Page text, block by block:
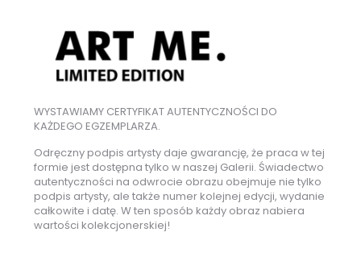
WYSTAWIAMY CERTYFIKAT AUTENTYCZNOŚCI DO
KAŻDEGO EGZEMPLARZA.
Odręczny podpis artysty daje gwarancję, że praca w tej
formie jest dostępna tylko w naszej Galerii. Świadectwo
autentyczności na odwrocie obrazu obejmuje nie tylko
podpis artysty, ale także numer kolejnej edycji, wydanie
całkowite i datę. W ten sposób każdy obraz nabiera
wartości kolekcjonerskiej!